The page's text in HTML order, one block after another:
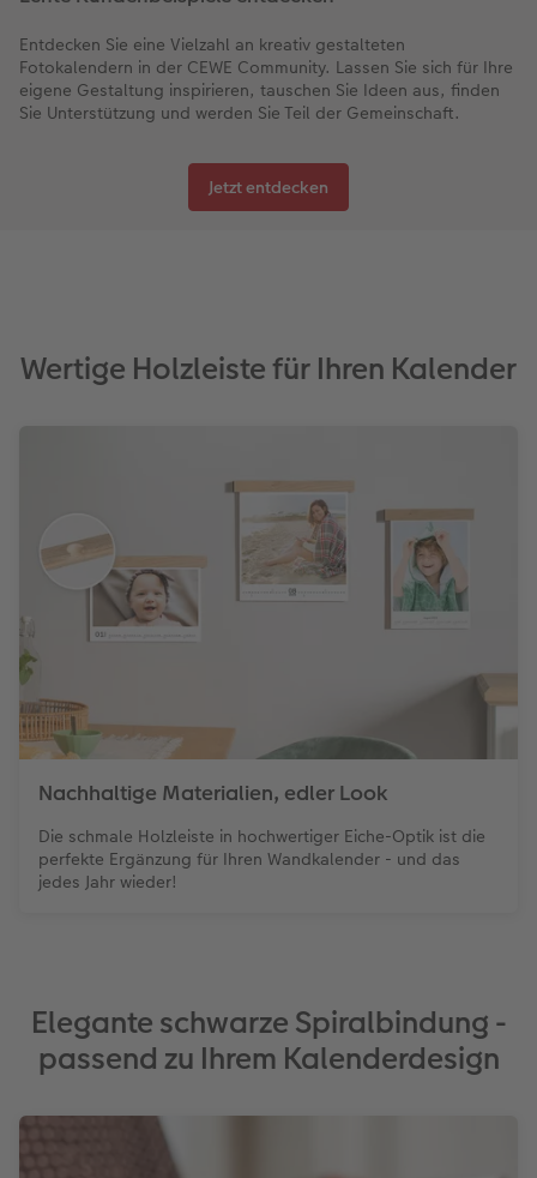
Entdecken Sie eine Vielzahl an kreativ gestalteten
Fotokalendern in der CEWE Community. Lassen Sie sich für Ihre
eigene Gestaltung inspirieren, tauschen Sie Ideen aus, finden
Sie Unterstützung und werden Sie Teil der Gemeinschaft.
Jetzt entdecken
Wertige Holzleiste für Ihren Kalender
Nachhaltige Materialien, edler Look
Die schmale Holzleiste in hochwertiger Eiche-Optik ist die
perfekte Ergänzung für Ihren Wandkalender - und das
jedes Jahr wieder!
Elegante schwarze Spiralbindung -
passend zu Ihrem Kalenderdesign